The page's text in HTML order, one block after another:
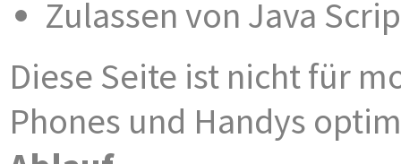
Zulassen von Java
Diese Seite ist nicht für
Phones und Handys